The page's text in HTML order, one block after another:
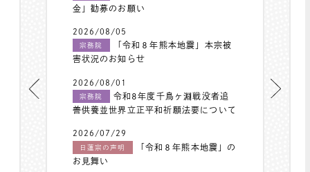
金」勧募のお願い
2026/08/05
宗務院
「令和８年熊本地震」本宗被
害状況のお知らせ
2026/08/01
宗務院
令和8年度千鳥ヶ淵戦没者追
善供養並世界立正平和祈願法要について
2026/07/29
日蓮宗の声明
「令和８年熊本地震」の
お見舞い